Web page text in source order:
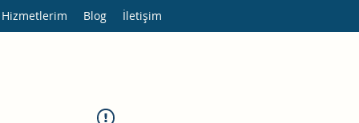
Hizmetlerim Blog İletişim